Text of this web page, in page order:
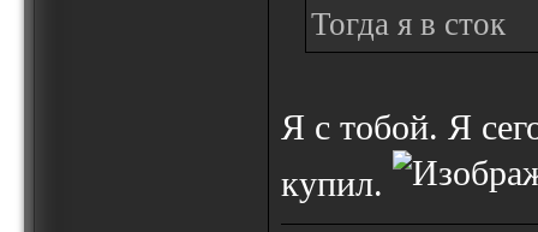
Тогда я в сток
Я с тобой. Я
купил.